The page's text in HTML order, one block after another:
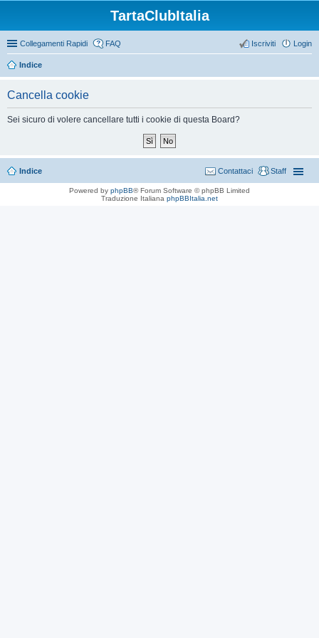
TartaClubItalia
Collegamenti Rapidi FAQ Login
Iscriviti
Indice
Cancella cookie
Sei sicuro di volere cancellare tutti i cookie di questa Board?
Indice Staff
Contattaci
Powered by phpBB® Forum Software © phpBB Limited
Traduzione Italiana phpBBItalia.net